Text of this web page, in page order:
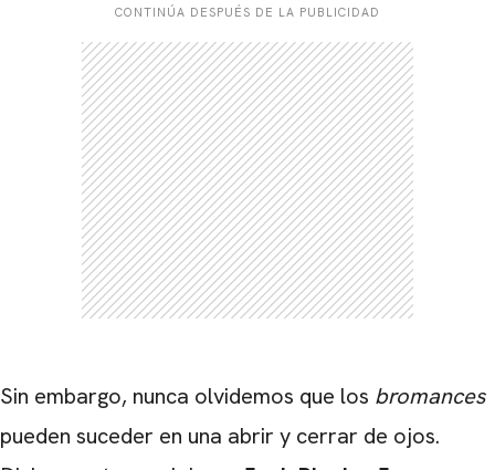
CONTINÚA DESPUÉS DE LA PUBLICIDAD
Sin embargo, nunca olvidemos que los bromances
pueden suceder en una abrir y cerrar de ojos.